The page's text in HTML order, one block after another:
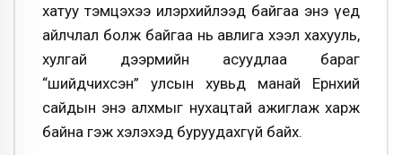
хатуу тэмцэхээ илэрхийлээд байгаа энэ үед
айлчлал болж байгаа нь авлига хээл хахууль,
хулгай дээрмийн асуудлаа бараг
“шийдчихсэн” улсын хувьд манай Ерөнхий
сайдын энэ алхмыг нухацтай ажиглаж харж
байна гэж хэлэхэд буруудахгүй байх.